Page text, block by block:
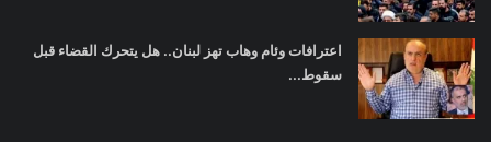
اعترافات وئام وهاب تهز لبنان.. هل يتحرك القضاء قبل
سقوط...